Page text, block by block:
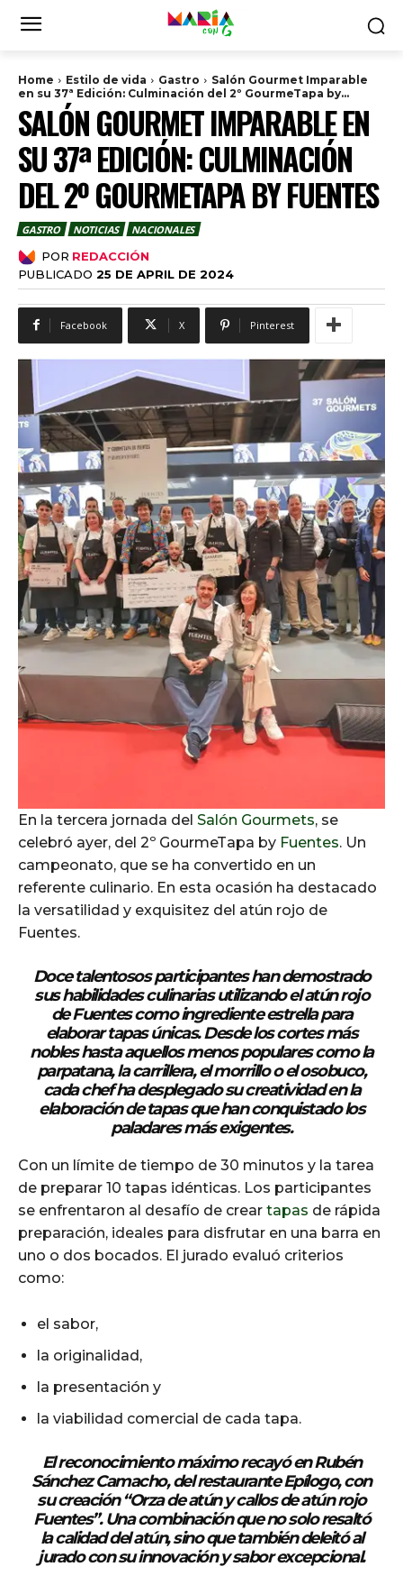
Home Estilo de vida Gastro
Salón Gourmet Imparable
en su 37ª Edición: Culminación del 2º GourmeTapa by...
SALÓN GOURMET IMPARABLE EN
SU 37ª EDICIÓN: CULMINACIÓN
DEL 2º GOURMETAPA BY FUENTES
GASTRO NOTICIAS NACIONALES
POR REDACCIÓN
PUBLICADO 25 DE APRIL DE 2024
Facebook X Pinterest
En la tercera jornada del Salón Gourmets, se
celebró ayer, del 2º GourmeTapa by Fuentes. Un
campeonato, que se ha convertido en un
referente culinario. En esta ocasión ha destacado
la versatilidad y exquisitez del atún rojo de
Fuentes.
Doce talentosos participantes han demostrado
sus habilidades culinarias utilizando el atún rojo
de Fuentes como ingrediente estrella para
elaborar tapas únicas. Desde los cortes más
nobles hasta aquellos menos populares como la
parpatana, la carrillera, el morrillo o el osobuco,
cada chef ha desplegado su creatividad en la
elaboración de tapas que han conquistado los
paladares más exigentes.
Con un límite de tiempo de 30 minutos y la tarea
de preparar 10 tapas idénticas. Los participantes
se enfrentaron al desafío de crear tapas de rápida
preparación, ideales para disfrutar en una barra en
uno o dos bocados. El jurado evaluó criterios
como:
el sabor,
la originalidad,
la presentación y
la viabilidad comercial de cada tapa.
El reconocimiento máximo recayó en Rubén
Sánchez Camacho, del restaurante Epílogo, con
su creación “Orza de atún y callos de atún rojo
Fuentes”. Una combinación que no solo resaltó
la calidad del atún, sino que también deleitó al
jurado con su innovación y sabor excepcional.